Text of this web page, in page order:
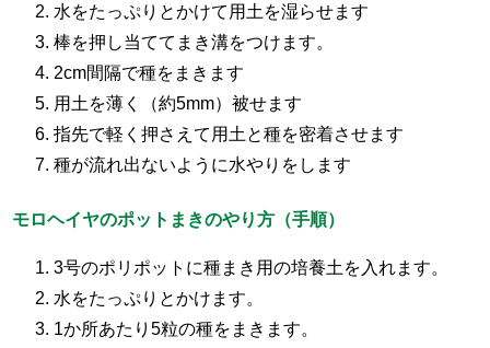
水をたっぷりとかけて用土を湿らせます
棒を押し当ててまき溝をつけます。
2cm間隔で種をまきます
用土を薄く（約5mm）被せます
指先で軽く押さえて用土と種を密着させます
種が流れ出ないように水やりをします
モロヘイヤのポットまきのやり方（手順）
3号のポリポットに種まき用の培養土を入れます。
水をたっぷりとかけます。
1か所あたり5粒の種をまきます。